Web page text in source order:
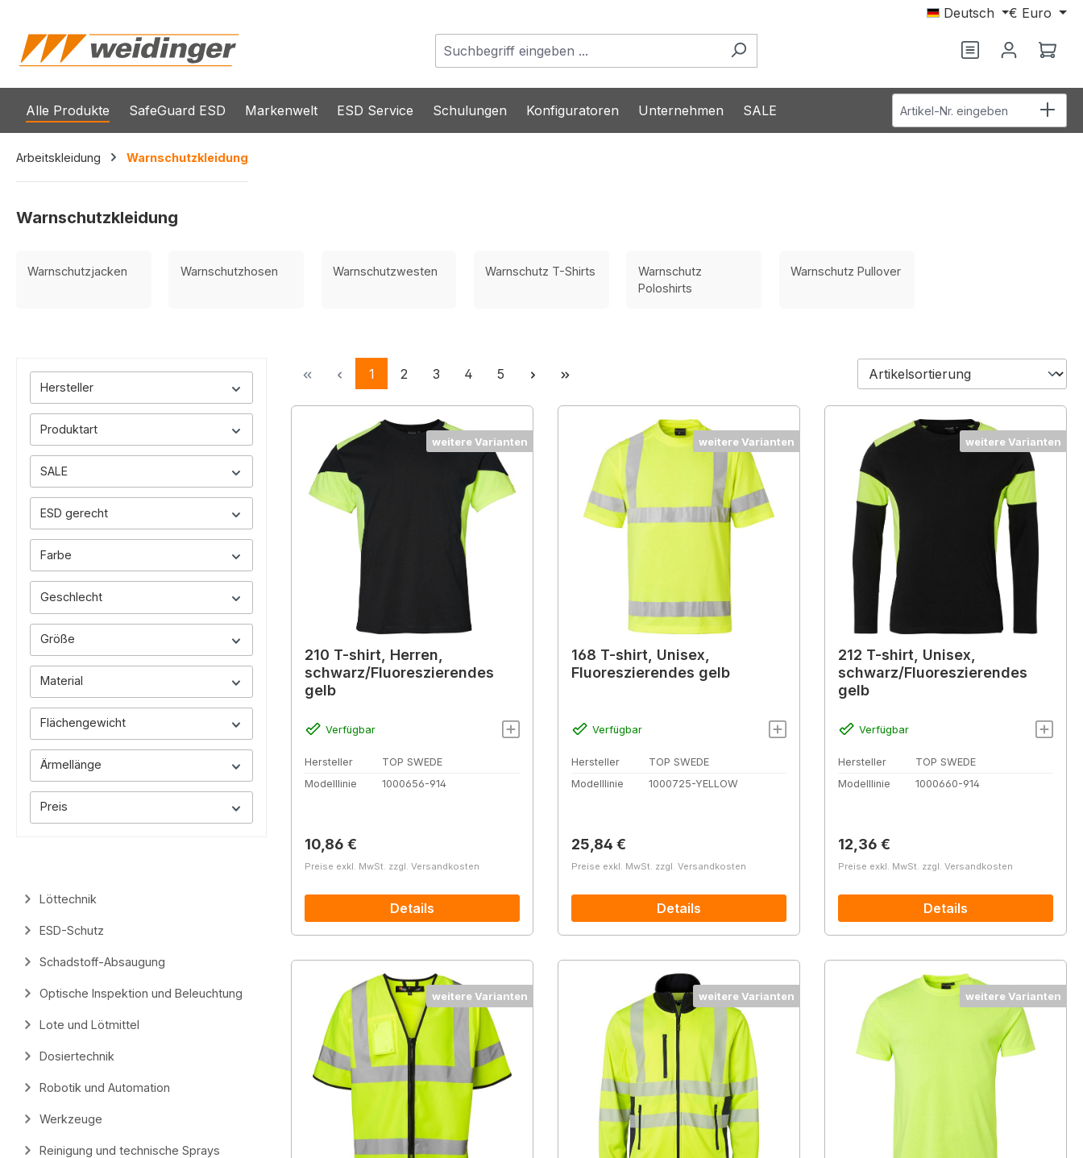
Deutsch € Euro
Du hast 0
Alle Produkte SafeGuard ESD Markenwelt ESD Service Schulungen Konfiguratoren Unternehmen SALE Artikel-Nr. eingeben
Arbeitskleidung Warnschutzkleidung
Warnschutzkleidung
Warnschutzjacken Warnschutzhosen Warnschutzwesten Warnschutz T-Shirts
Warnschutz
Poloshirts
Warnschutz Pullover
Hersteller
Produktart
SALE
ESD gerecht
Farbe
Geschlecht
Größe
Material
Flächengewicht
Ärmellänge
Preis
Löttechnik
ESD-Schutz
Schadstoff-Absaugung
Optische Inspektion und Beleuchtung
Lote und Lötmittel
Dosiertechnik
Robotik und Automation
Werkzeuge
Reinigung und technische Sprays
Seite
1 Seite
2 Seite
3 Seite
4 Seite
5
weitere Varianten
210 T-shirt, Herren,
schwarz/Fluoreszierendes
gelb
Verfügbar
Hersteller
TOP SWEDE
Modelllinie
1000656-914
Regulärer Preis:
10,86 €
Preise exkl. MwSt. zzgl. Versandkosten
Details
weitere Varianten
168 T-shirt, Unisex,
Fluoreszierendes gelb
Verfügbar
Hersteller
TOP SWEDE
Modelllinie
1000725-YELLOW
Regulärer Preis:
25,84 €
Preise exkl. MwSt. zzgl. Versandkosten
Details
weitere Varianten
212 T-shirt, Unisex,
schwarz/Fluoreszierendes
gelb
Verfügbar
Hersteller
TOP SWEDE
Modelllinie
1000660-914
Regulärer Preis:
12,36 €
Preise exkl. MwSt. zzgl. Versandkosten
Details
weitere Varianten weitere Varianten weitere Varianten